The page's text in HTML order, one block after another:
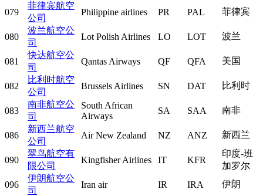
079
菲律宾航空
公司
Philippine airlines PR PAL 菲律宾
080
波兰航空公
司
Lot Polish Airlines LO LOT 波兰
081
快达航空公
司
Qantas Airways QF QFA 美国
082
比利时航空
公司
Brussels Airlines SN DAT 比利时
083
南非航空公
司
South African
Airways
SA SAA 南非
086
新西兰航空
公司
Air New Zealand NZ ANZ 新西兰
090
翠鸟航空有
限公司
Kingfisher Airlines IT KFR
印度-班
加罗尔
096
伊朗航空公
司
Iran air IR IRA 伊朗